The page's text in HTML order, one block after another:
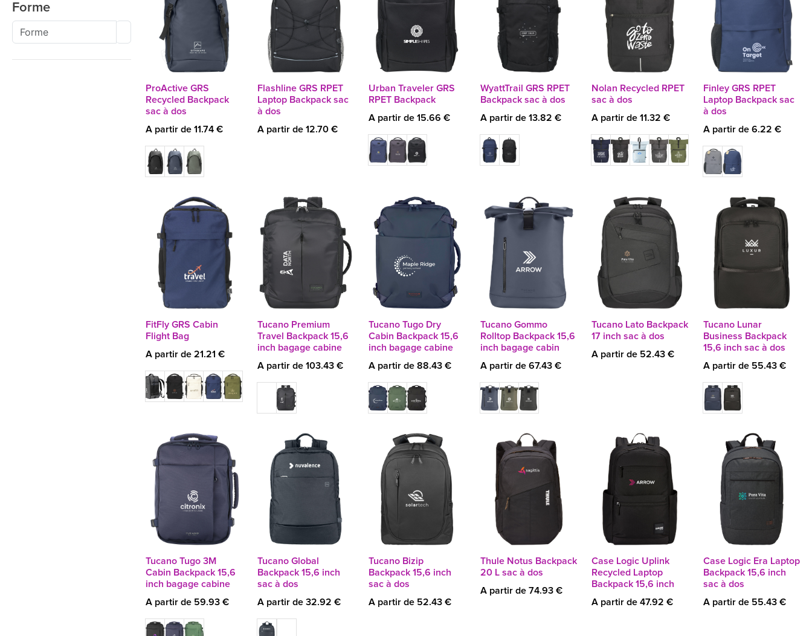
Forme
ProActive GRS
Recycled Backpack
sac à dos
A partir de 11.74 €
Flashline GRS RPET
Laptop Backpack sac
à dos
A partir de 12.70 €
Urban Traveler GRS
RPET Backpack
A partir de 15.66 €
WyattTrail GRS RPET
Backpack sac à dos
A partir de 13.82 €
Nolan Recycled RPET
sac à dos
A partir de 11.32 €
Finley GRS RPET
Laptop Backpack sac
à dos
A partir de 6.22 €
FitFly GRS Cabin
Flight Bag
A partir de 21.21 €
Tucano Premium
Travel Backpack 15,6
inch bagage cabine
A partir de 103.43 €
Tucano Tugo Dry
Cabin Backpack 15,6
inch bagage cabine
A partir de 88.43 €
Tucano Gommo
Rolltop Backpack 15,6
inch bagage cabin
A partir de 67.43 €
Tucano Lato Backpack
17 inch sac à dos
A partir de 52.43 €
Tucano Lunar
Business Backpack
15,6 inch sac à dos
A partir de 55.43 €
Tucano Tugo 3M
Cabin Backpack 15,6
inch bagage cabine
A partir de 59.93 €
Tucano Global
Backpack 15,6 inch
sac à dos
A partir de 32.92 €
Tucano Bizip
Backpack 15,6 inch
sac à dos
A partir de 52.43 €
Thule Notus Backpack
20 L sac à dos
A partir de 74.93 €
Case Logic Uplink
Recycled Laptop
Backpack 15,6 inch
A partir de 47.92 €
Case Logic Era Laptop
Backpack 15,6 inch
sac à dos
A partir de 55.43 €